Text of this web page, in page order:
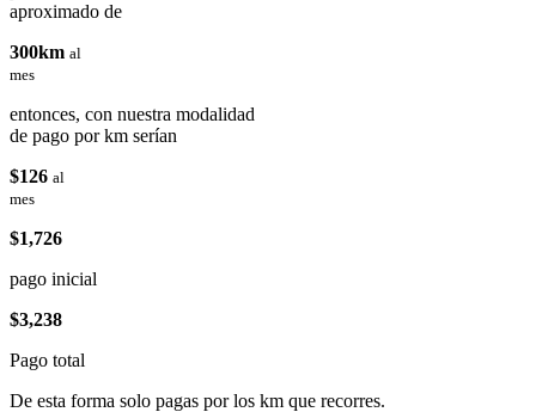
aproximado de
300km al
mes
entonces, con nuestra modalidad
de pago por km serían
$126 al
mes
$1,726
pago inicial
$3,238
Pago total
De esta forma solo pagas por los km que recorres.